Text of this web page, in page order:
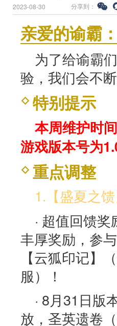
2023-08-30 分享到：
亲爱的谕霸：
为了给谕霸
验，我们会不
特别提示
本周维护时
游戏版本号为
重点调整
1.【盛夏之
· 超值回馈
丰厚奖励，参
【云狐印记】
服）！
· 8月31日版
放，圣英遗卷